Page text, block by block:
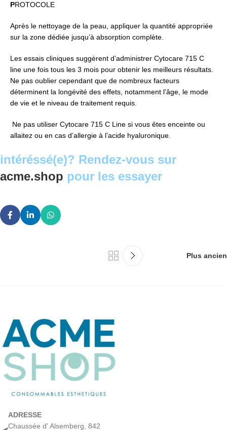
PROTOCOLE
Après le nettoyage de la peau, appliquer la quantité appropriée
sur la zone dédiée jusqu’à absorption complète.
Les essais cliniques suggèrent d’administrer Cytocare 715 C
line une fois tous les 3 mois pour obtenir les meilleurs résultats.
Ne pas oublier cependant que de nombreux facteurs
déterminent la longévité des effets, notamment l’âge, le mode
de vie et le niveau de traitement requis.
Ne pas utiliser Cytocare 715 C Line si vous êtes enceinte ou
allaitez ou en cas d’allergie à l’acide hyaluronique.
intéréssé(e)? Rendez-vous sur
acme.shop pour les essayer
Plus ancien
ADRESSE
Chaussée d' Alsemberg, 842